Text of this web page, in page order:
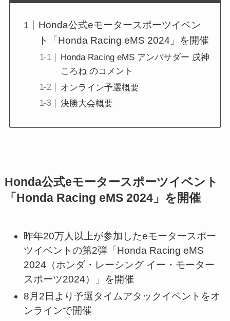
Honda公式eモータースポーツイベン
ト「Honda Racing eMS 2024」を開催
Honda Racing eMS アンバサダー 戌神
ころね のコメント
オンライン予選概要
決勝大会概要
Honda公式eモータースポーツイベント
「Honda Racing eMS 2024」を開催
昨年20万人以上が参加したeモータースポー
ツイベントの第2弾「Honda Racing eMS
2024（ホンダ・レーシング イー・モーター
スポーツ2024）」を開催
8月2日より予選タイムアタックイベントをオ
ンラインで開催